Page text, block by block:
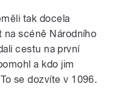
tak docela
na scéně Národního
cestu na první
a kdo jim
se dozvíte v 1096.